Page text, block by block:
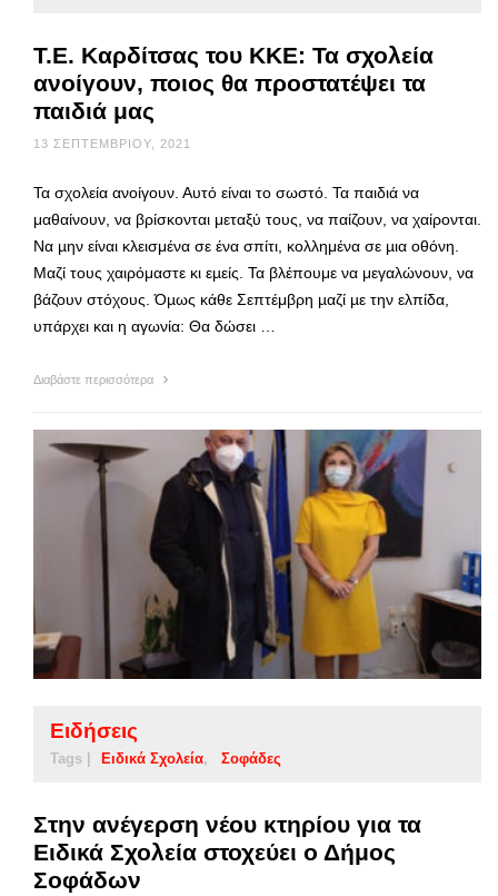
Τ.Ε. Καρδίτσας του ΚΚΕ: Τα σχολεία
ανοίγουν, ποιος θα προστατέψει τα
παιδιά μας
13 ΣΕΠΤΕΜΒΡΊΟΥ, 2021
Τα σχολεία ανοίγουν. Αυτό είναι το σωστό. Τα παιδιά να
μαθαίνουν, να βρίσκονται μεταξύ τους, να παίζουν, να χαίρονται.
Να µην είναι κλεισμένα σε ένα σπίτι, κολλημένα σε µια οθόνη.
Μαζί τους χαιρόμαστε κι εµείς. Τα βλέπουμε να μεγαλώνουν, να
βάζουν στόχους. Όµως κάθε Σεπτέμβρη µαζί µε την ελπίδα,
υπάρχει και η αγωνία: Θα δώσει …
Διαβάστε περισσότερα
Ειδήσεις
Tags | Ειδικά Σχολεία Σοφάδες
Στην ανέγερση νέου κτηρίου για τα
Ειδικά Σχολεία στοχεύει ο Δήμος
Σοφάδων